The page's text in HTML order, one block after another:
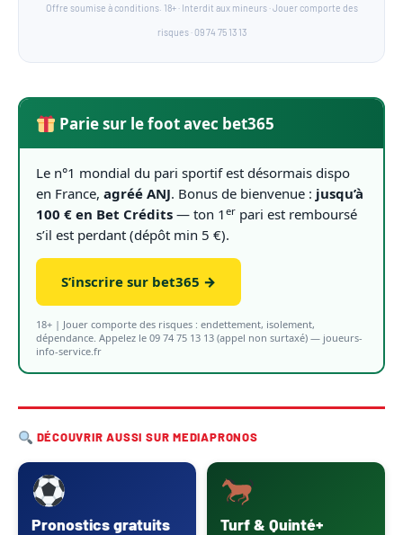
Offre soumise à conditions. 18+ · Interdit aux mineurs · Jouer comporte des
risques · 09 74 75 13 13
Parie sur le foot avec bet365
Le n°1 mondial du pari sportif est désormais dispo
en France, agréé ANJ. Bonus de bienvenue : jusqu’à
100 € en Bet Crédits — ton 1 er pari est remboursé
s’il est perdant (dépôt min 5 €).
S’inscrire sur bet365 →
18+ | Jouer comporte des risques : endettement, isolement,
dépendance. Appelez le 09 74 75 13 13 (appel non surtaxé) — joueurs-
info-service.fr
DÉCOUVRIR AUSSI SUR MEDIAPRONOS
Pronostics gratuits
Turf & Quinté+